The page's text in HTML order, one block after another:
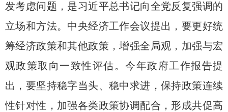
发考虑问题，是习近平总书记向全党反复强调的
立场和方法。中央经济工作会议提出，要更好统
筹经济政策和其他政策，增强全局观，加强与宏
观政策取向一致性评估。今年政府工作报告提
出，要坚持稳字当头、稳中求进，保持政策连续
性针对性，加强各类政策协调配合，形成共促高